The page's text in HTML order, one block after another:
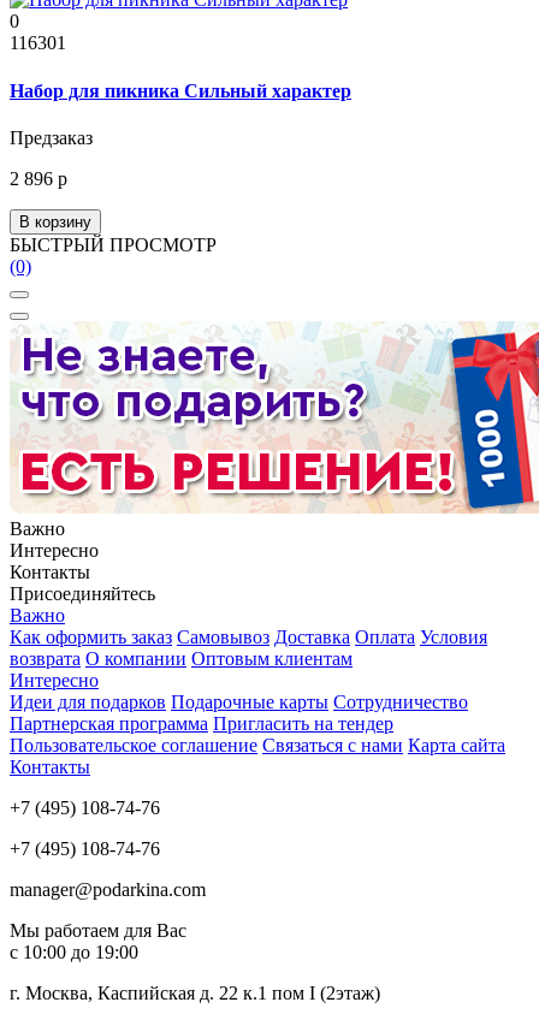
0
116301
Набор для пикника Сильный характер
Предзаказ
2 896 р
В корзину
БЫСТРЫЙ ПРОСМОТР
(0)
Важно
Интересно
Контакты
Присоединяйтесь
Важно
Как оформить заказ Самовывоз Доставка Оплата Условия
возврата О компании Оптовым клиентам
Интересно
Идеи для подарков Подарочные карты Сотрудничество
Партнерская программа Пригласить на тендер
Пользовательское соглашение Связаться с нами Карта сайта
Контакты
+7 (495) 108-74-76
+7 (495) 108-74-76
manager@podarkina.com
Мы работаем для Вас
с 10:00 до 19:00
г. Москва, Каспийская д. 22 к.1 пом I (2этаж)